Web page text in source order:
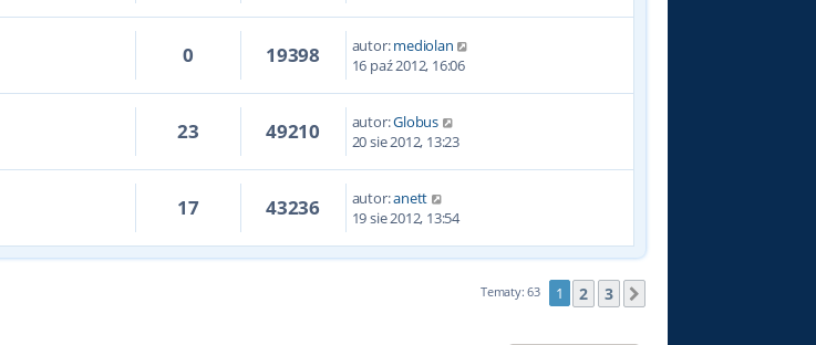
0 19398 autor:mediolan
16 paź 2012, 16:06
23 49210 autor:Globus
20 sie 2012, 13:23
17 43236 autor:anett
19 sie 2012, 13:54
Tematy: 63 1 2 3